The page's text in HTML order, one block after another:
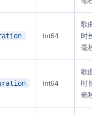
Int64
歌
时
毫
Int64
歌
时
毫